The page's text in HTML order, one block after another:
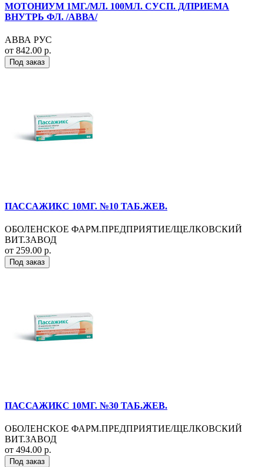
МОТОНИУМ 1МГ./МЛ. 100МЛ. СУСП. Д/ПРИЕМА
ВНУТРЬ ФЛ. /АВВА/
АВВА РУС
от 842.00 р.
Под заказ
ПАССАЖИКС 10МГ. №10 ТАБ.ЖЕВ.
ОБОЛЕНСКОЕ ФАРМ.ПРЕДПРИЯТИЕ/ЩЕЛКОВСКИЙ
ВИТ.ЗАВОД
от 259.00 р.
Под заказ
ПАССАЖИКС 10МГ. №30 ТАБ.ЖЕВ.
ОБОЛЕНСКОЕ ФАРМ.ПРЕДПРИЯТИЕ/ЩЕЛКОВСКИЙ
ВИТ.ЗАВОД
от 494.00 р.
Под заказ